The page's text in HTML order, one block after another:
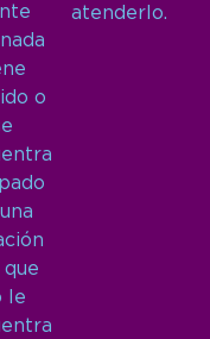
o
que
le
atenderlo.